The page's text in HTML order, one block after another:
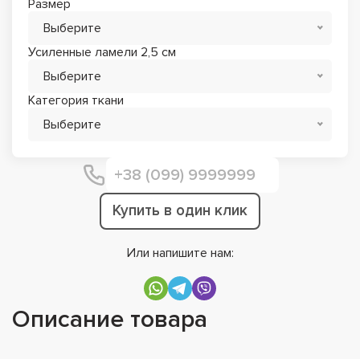
Размер
Выберите
Усиленные ламели 2,5 см
Выберите
Категория ткани
Выберите
Купить в один клик
Или напишите нам:
Описание товара